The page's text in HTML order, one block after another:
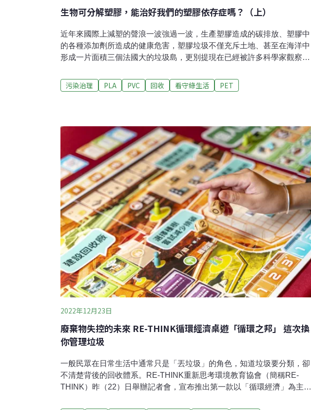
生物可分解塑膠，能治好我們的塑膠依存症嗎？（上）
近年來國際上減塑的聲浪一波強過一波，生產塑膠造成的碳排放、塑膠中
的各種添加劑所造成的健康危害，塑膠垃圾不僅充斥土地、甚至在海洋中
形成一片面積三個法國大的垃圾島，更別提現在已經被許多科學家觀察
保團體在角落裡苦口婆心，而是世界上各大主流媒體也在大聲疾呼。因為
人類真的怕了吧，過去一世紀以來，我們對塑膠養成的依賴症，已經變成
分解塑膠」異軍突起，儼然以減塑救星之姿降臨：「我是塑膠、但我是環
境友善的塑膠，相信我，不用再煩惱丟塑膠垃圾的問題了」。但真的是如
此嗎？我們是否能夠全心去擁抱生物可分解塑膠，將減塑什麼的都拋之腦
後？還是要稍微回憶一下過去，是否某些偉大的科技進步到頭來卻付出了
代價，而要環境及後代子孫去承擔？生物
污染治理 PLA PVC 回收 看守綠生活 PET
2022年12月23日
廢棄物失控的未來 RE-THINK循環經濟桌遊「循環之邦」 這次換
你管理垃圾
一般民眾在日常生活中通常只是「丟垃圾」的角色，知道垃圾要分類，卻
不清楚背後的回收體系。RE-THINK重新思考環境教育協會（簡稱RE-
THINK）昨（22）日舉辦記者會，宣布推出第一款以「循環經濟」為主題